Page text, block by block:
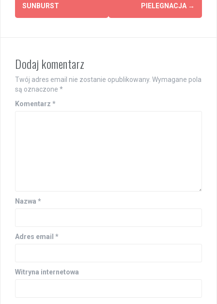
SUNBURST
PIELEGNACJA →
Dodaj komentarz
Twój adres email nie zostanie opublikowany. Wymagane pola
są oznaczone *
Komentarz *
Nazwa *
Adres email *
Witryna internetowa